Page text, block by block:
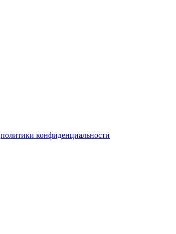
политики конфиденциальности